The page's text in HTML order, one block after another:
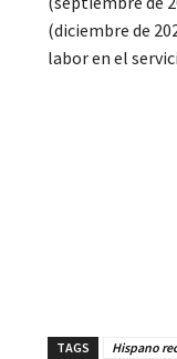
(diciembre de
labor en el
TAGS Hispano